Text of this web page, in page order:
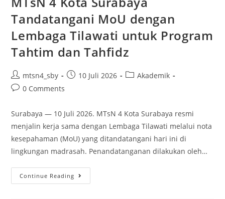
Tandatangani MoU dengan
Lembaga Tilawati untuk Program
Tahtim dan Tahfidz
Post
author:
mtsn4_sby
Post10 Juli 2026
PostAkademik
Post0 Comments
Surabaya — 10 Juli 2026. MTsN 4 Kota Surabaya resmi
menjalin kerja sama dengan Lembaga Tilawati melalui nota
kesepahaman (MoU) yang ditandatangani hari ini di
lingkungan madrasah. Penandatanganan dilakukan oleh…
Continue Reading
4